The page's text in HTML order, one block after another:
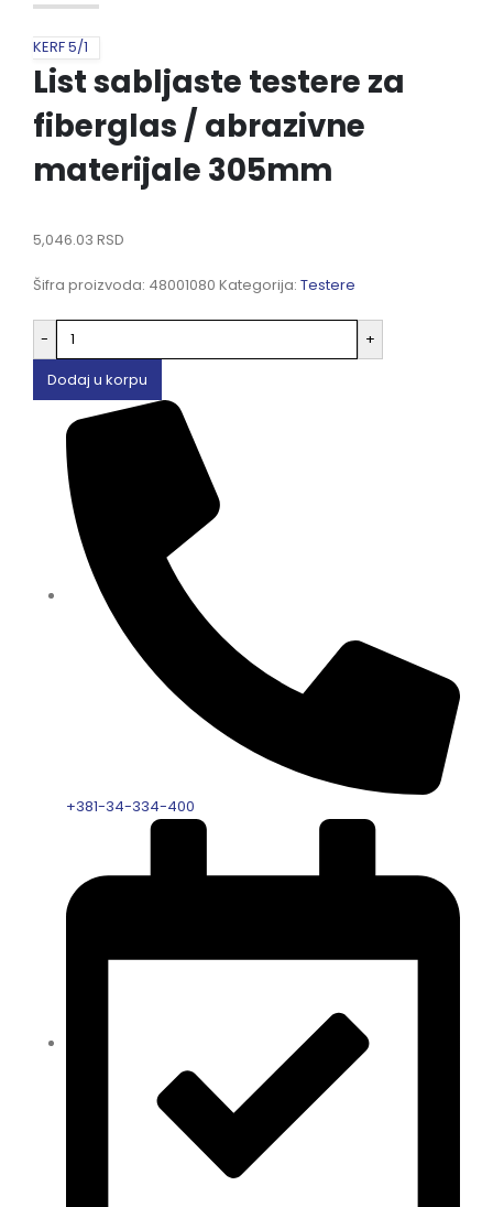
KERF 5/1
List sabljaste testere za
fiberglas / abrazivne
materijale 305mm
5,046.03 RSD
Šifra proizvoda: 48001080 Kategorija: Testere
-
+
Dodaj u korpu
+381-34-334-400